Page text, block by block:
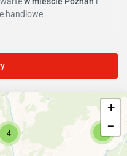
handlowe
4 2
+
−